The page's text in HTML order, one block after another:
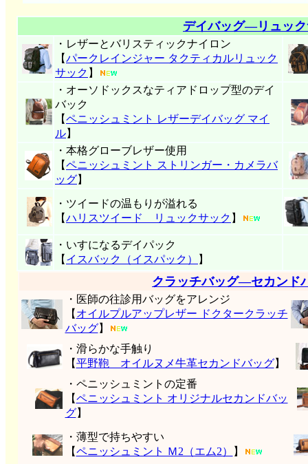
デイバッグ―リュッ
・レザーとバリスティックナイロン
【パークレインジャー タクティカルリュック
サック 】
・オーソドックスなティアドロップ型のデイ
バック
【ペニッシュミント レザーデイバッグ マイ
ル】
・本格グローブレザー使用
【ペニッシュミント ストリンガー・カメラバ
ッグ】
・ツイードの温もりが溢れる
【ハリスツイード リュックサック 】
・いすになるデイパック
【 イスバック（イスパック） 】
クラッチバッグ―セカンド
・医師の往診用バッグをアレンジ
【 オイルプルアップレザー ドクタークラッチ
バッグ】
・滑らかな手触り
【平野鞄 オイルヌメ牛革セカンドバッグ】
・ペニッシュミントの定番
【ペニッシュミント オリジナルセカンドバッ
グ】
・薄型で持ちやすい
【ペニッシュミント Ｍ2（エム2） 】